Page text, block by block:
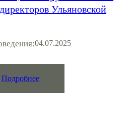
Ульяновской
04.07.2025
Подробнее